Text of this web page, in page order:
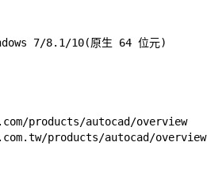
7/8.1/10(原生 64 位元)
products/autocad/overview
products/autocad/overview